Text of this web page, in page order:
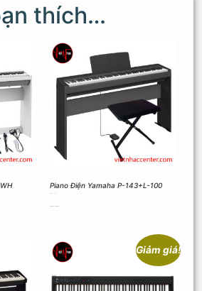
thích…
Piano Điện Yamaha P-143+L-100
Giảm giá!